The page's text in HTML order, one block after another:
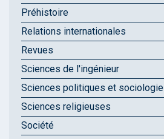
Préhistoire
Relations internationales
Revues
Sciences de l'ingénieur
Sciences politiques et sociologie
Sciences religieuses
Société